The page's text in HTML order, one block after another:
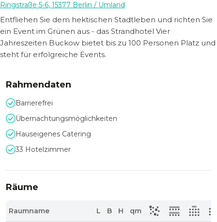
Ringstraße 5-6, 15377 Berlin / Umland
Entfliehen Sie dem hektischen Stadtleben und richten Sie
ein Event im Grünen aus - das Strandhotel Vier
Jahreszeiten Buckow bietet bis zu 100 Personen Platz und
steht für erfolgreiche Events.
Rahmendaten
Barrierefrei
Übernachtungsmöglichkeiten
Hauseigenes Catering
33 Hotelzimmer
Räume
Raumname L B H qm